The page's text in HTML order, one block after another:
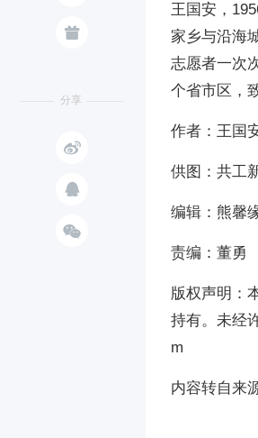

分享



王国安，
家乡与沿海
志愿者一次
个省市区，
作者：王国
供图：共工
编辑：熊馨
责编：董勇
版权声明：
持有。未经
m
内容转自来